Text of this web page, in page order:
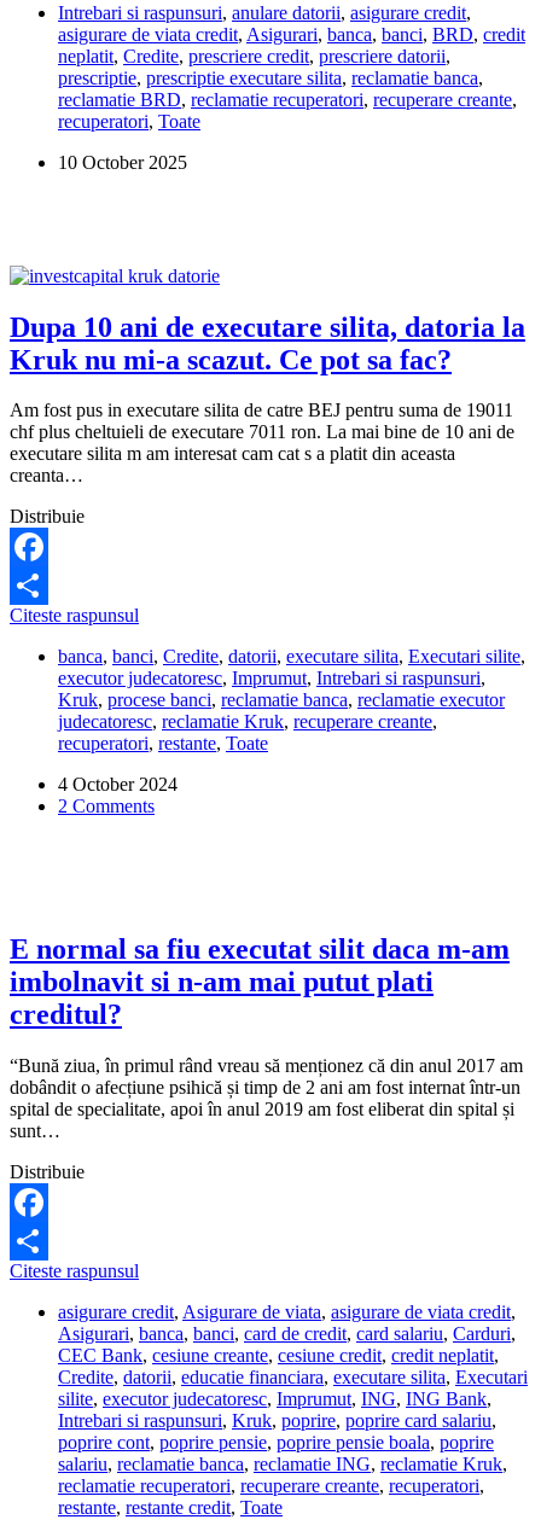
chemat
în
judecată
de
Investcapital
pentru
datorie
ani?
Intrebari si raspunsuri, anulare datorii, asigurare credit,
asigurare de viata credit, Asigurari, banca, banci, BRD, credit
neplatit, Credite, prescriere credit, prescriere datorii,
prescriptie, prescriptie executare silita, reclamatie banca,
reclamatie BRD, reclamatie recuperatori, recuperare creante,
recuperatori, Toate
10 October 2025
Dupa 10 ani de executare silita, datoria la
Kruk nu mi-a scazut. Ce pot sa fac?
Am fost pus in executare silita de catre BEJ pentru suma de 19011
chf plus cheltuieli de executare 7011 ron. La mai bine de 10 ani de
executare silita m am interesat cam cat s a platit din aceasta
creanta…
Distribuie
Facebook
Share
Citeste raspunsul
ani
de
executare
silita,
datoria
Kruk
nu
sa
fac?
banca, banci, Credite, datorii, executare silita, Executari silite,
executor judecatoresc, Imprumut, Intrebari si raspunsuri,
Kruk, procese banci, reclamatie banca, reclamatie executor
judecatoresc, reclamatie Kruk, recuperare creante,
recuperatori, restante, Toate
4 October 2024
2 Comments
E normal sa fiu executat silit daca m-am
imbolnavit si n-am mai putut plati
creditul?
“Bună ziua, în primul rând vreau să menționez că din anul 2017 am
dobândit o afecțiune psihică și timp de 2 ani am fost internat într-un
spital de specialitate, apoi în anul 2019 am fost eliberat din spital și
sunt…
Distribuie
Facebook
Share
Citeste raspunsul
sa
fiu
executat
silit
daca
m-
am
imbolnavit
si
n-
asigurare credit, Asigurare de viata, asigurare de viata credit,
Asigurari, banca, banci, card de credit, card salariu, Carduri,
CEC Bank, cesiune creante, cesiune credit, credit neplatit,
Credite, datorii, educatie financiara, executare silita, Executari
silite, executor judecatoresc, Imprumut, ING, ING Bank,
Intrebari si raspunsuri, Kruk, poprire, poprire card salariu,
poprire cont, poprire pensie, poprire pensie boala, poprire
salariu, reclamatie banca, reclamatie ING, reclamatie Kruk,
reclamatie recuperatori, recuperare creante, recuperatori,
restante, restante credit, Toate